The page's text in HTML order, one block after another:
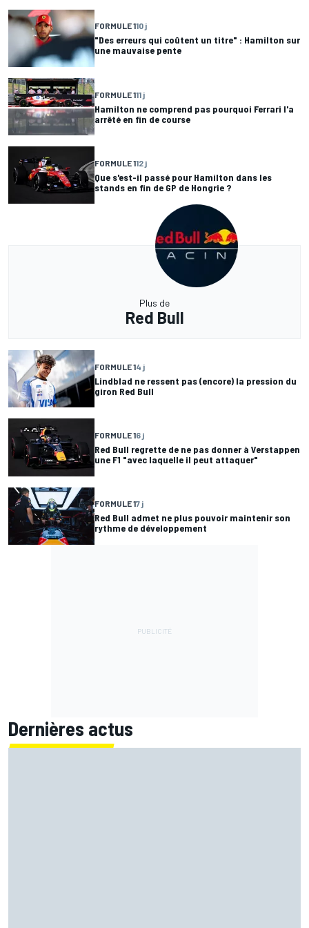
FORMULE 110 j
"Des erreurs qui coûtent un titre" : Hamilton sur
une mauvaise pente
FORMULE 111 j
Hamilton ne comprend pas pourquoi Ferrari l'a
arrêté en fin de course
FORMULE 112 j
Que s'est-il passé pour Hamilton dans les
stands en fin de GP de Hongrie ?
Plus de
Red Bull
FORMULE 14 j
Lindblad ne ressent pas (encore) la pression du
giron Red Bull
FORMULE 16 j
Red Bull regrette de ne pas donner à Verstappen
une F1 "avec laquelle il peut attaquer"
FORMULE 17 j
Red Bull admet ne plus pouvoir maintenir son
rythme de développement
Dernières actus